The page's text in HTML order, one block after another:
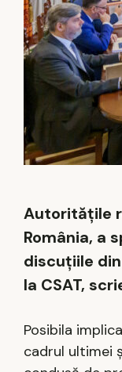
Autorităţile
România, a
discuţiile
la CSAT,
Posibila
cadrul ultimei